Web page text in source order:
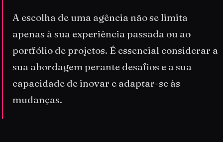
A escolha de uma agência não se limita
apenas à sua experiência passada ou ao
portfólio de projetos. É essencial considerar a
sua abordagem perante desafios e a sua
capacidade de inovar e adaptar-se às
mudanças.